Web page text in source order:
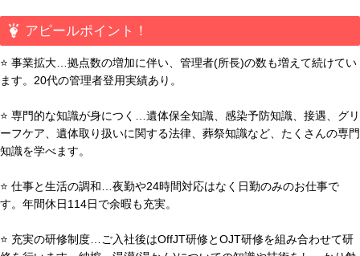
アピールポイント！
⭐ 事業拡大…拠点数の増加に伴い、管理者(所長)の数も増えて続けてい
ます。20代の管理者登用実績あり。
⭐ 専門的な知識が身につく…遺体保全知識、感染予防知識、接遇、グリ
ーフケア、遺体取り扱いに関する法律、葬祭知識など、たくさんの専門
知識を学べます。
⭐ 仕事と生活の調和…夜勤や24時間対応はなく日勤のみのお仕事で
す。年間休日114日で余暇も充実。
⭐ 充実の研修制度…ご入社後はOffJT研修とOJT研修を組み合わせて研